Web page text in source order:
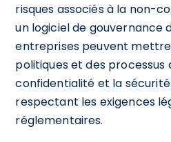
risques associés à la non-
un logiciel de gouvernance
entreprises peuvent
politiques et des processus
confidentialité et la
respectant les exigences
réglementaires.